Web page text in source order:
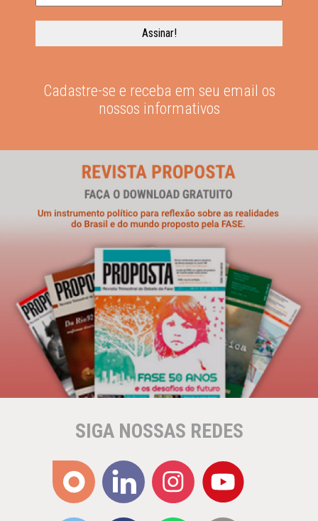
Cadastre-se e receba em seu email os
nossos informativos
SIGA NOSSAS REDES